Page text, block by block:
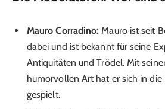
Mauro Corradino: Mauro ist seit
dabei und ist bekannt für seine
Antiquitäten und Trödel. Mit
humorvollen Art hat er sich in die
gespielt.